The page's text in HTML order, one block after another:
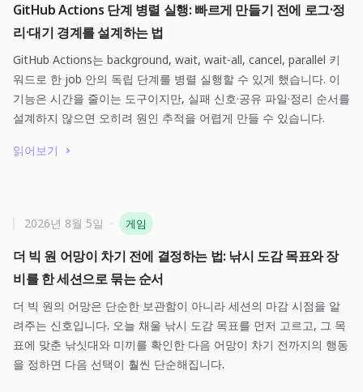
GitHub Actions 단계 병렬 실행: 빠르게 만들기 전에 로그·정
리·대기 경계를 설계하는 법
GitHub Actions는 background, wait, wait-all, cancel, parallel 키
워드로 한 job 안의 독립 단계를 병렬 실행할 수 있게 했습니다. 이
기능은 시간을 줄이는 도구이지만, 실패 신호·공유 파일·정리 순서를
설계하지 않으면 오히려 원인 추적을 어렵게 만들 수 있습니다.
읽어보기
더 빅 원 어망이 차기 전에 결정하는 법: 낚시 도감 목표와 장
비를 한 세션으로 묶는 순서
2026년 8월 5일 · 게임
더 빅 원의 어망은 단순한 보관함이 아니라 세션의 마감 시점을 알
려주는 신호입니다. 오늘 채울 낚시 도감 목표를 먼저 고르고, 그 목
표에 맞춘 낚싯대와 미끼를 확인한 다음 어망이 차기 전까지의 행동
을 정하면 다음 선택이 훨씬 단순해집니다.